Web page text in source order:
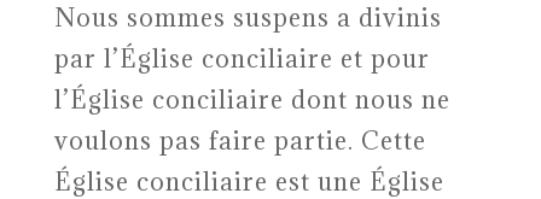
Nous sommes suspens a divinis
par l’Église conciliaire et pour
l’Église conciliaire dont nous ne
voulons pas faire partie. Cette
Église conciliaire est une Église